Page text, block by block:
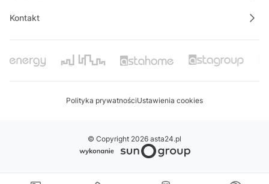
Kontakt
Polityka prywatnościUstawienia cookies
© Copyright 2026 asta24.pl